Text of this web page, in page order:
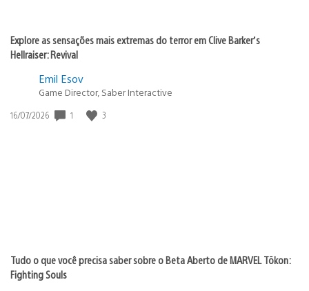
Explore as sensações mais extremas do terror em Clive Barker’s
Hellraiser: Revival
Emil Esov
Game Director, Saber Interactive
Data
16/07/2026 1 3
Tudo o que você precisa saber sobre o Beta Aberto de MARVEL Tōkon:
Fighting Souls